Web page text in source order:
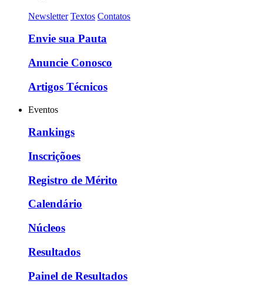
Newsletter Textos Contatos
Envie sua Pauta
Anuncie Conosco
Artigos Técnicos
Eventos
Rankings
Inscriçõoes
Registro de Mérito
Calendário
Núcleos
Resultados
Painel de Resultados